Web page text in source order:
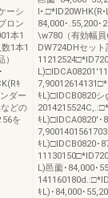
ーシ
ロン
本1
1本1
ｷ
ダー
どの
を
84,000･.55,200･
\w780（有効幅
DW724DHセッ
ｷL)□IDCB0820シ
ｷL)□IDCA0820'･
ｷL)□IDCB0820･
L)邑薗･84,000･
ｷL)･84,000･